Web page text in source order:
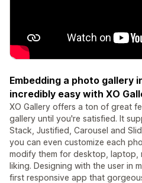
Embedding a photo gallery
incredibly easy with XO
XO Gallery offers a ton of great
gallery until you're satisfied. It
Stack, Justified, Carousel and
you can even customize each
modify them for desktop, laptop,
liking. Designing with the user in
first responsive app that